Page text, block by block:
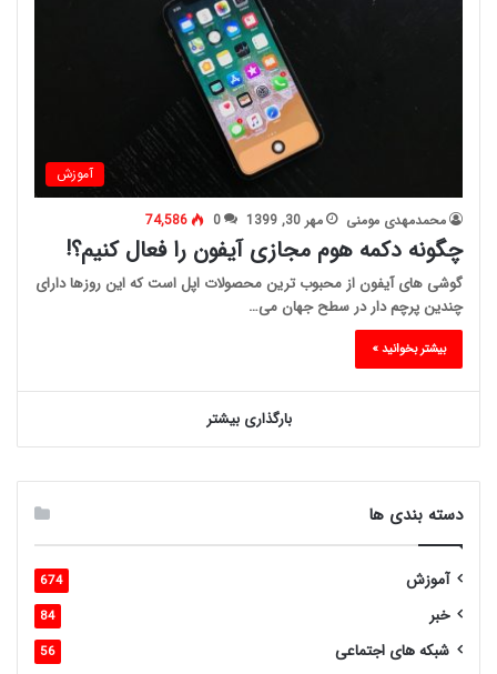
آموزش
محمدمهدی مومنی مهر 30, 1399 0
74,586
چگونه دکمه هوم مجازی آیفون را فعال کنیم؟!
گوشی های آیفون از محبوب ترین محصولات اپل است که این روزها دارای
چندین پرچم دار در سطح جهان می…
بیشتر بخوانید »
بارگذاری بیشتر
دسته بندی ها
آموزش 674
خبر 84
شبکه های اجتماعی 56